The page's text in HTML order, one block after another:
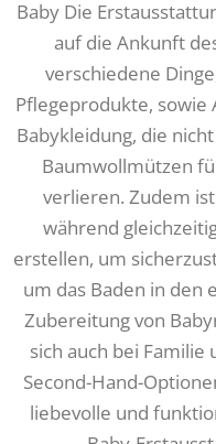
Baby Die
auf die Ankunft
verschiedene
Pflegeprodukte, sowie
Babykleidung, die
Baumwollmützen
verlieren. Zudem
während
erstellen, um
um das Baden in den
Zubereitung von
sich auch bei
Second-Hand-
liebevolle und